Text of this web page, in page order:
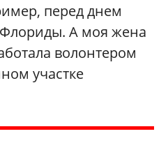
перед днем
А моя жена
волонтером
участке